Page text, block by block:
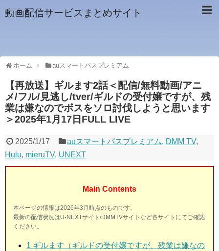
動画配信サービスまとめサイト
ホーム auスマートパスプレミアム
【再放送】ギルます2話＜配信/無料動画/アニ
メ/フル/見逃し/tver/ギルドの受付嬢ですが、残
業は嫌なのでボスをソロ討伐しようと思います
＞2025年1月17日FULL LIVE
2025/1/17 auスマートパスプレミアム, DMM TV,
Hulu, mieruTV, UNEXT
Main Contents
本ページの情報は2026年3月時点のものです。
最新の配信状況はU-NEXTサイト/DMMTVサイトなど各サイトにてご確認
ください。
1 ギルます（ギルドの受付嬢ですが、残業は嫌なの